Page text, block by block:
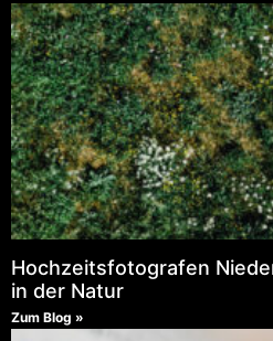
Hochzeitsfotografen
in der Natur
Zum Blog »